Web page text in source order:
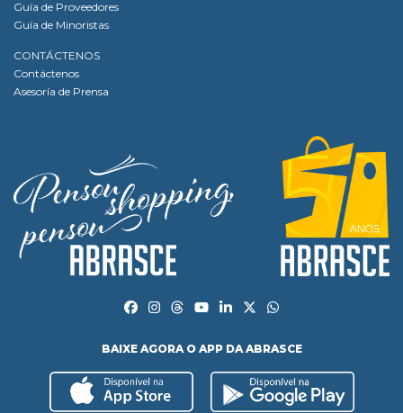
Guía de Proveedores
Guía de Minoristas
CONTÁCTENOS
Contáctenos
Asesoría de Prensa
BAIXE AGORA O APP DA ABRASCE